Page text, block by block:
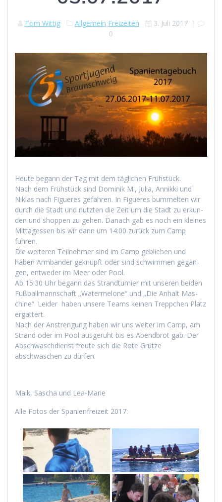
Tom Wittig Allgemein Freizeiten 3. Juli 2017|
0
Heute begann der Tag mit dem täglichen Frühstück.
Nach dem Früh­stück sind Dominik M., Julia, Annik­ki und
Niklas nach Figueres gefahren. In Figueres bum­melten wir
durch die Stadt und nutzten die Zeit um die Stadt zu erkun­
den und shop­pen zu gehen. Danach gab es noch ein kleines
Mit­tagessen bis wir dann um 14:00 zurück zum Camp
fuhren.
Die weit­eren Teil­nehmer sind im Camp geblieben und
haben Arm­bän­der geknüpft oder sind schwim­men gegan­
gen, entwed­er im Meer oder Pool.
Ab 15:30 Uhr begann das Strand­turnier mit unseren bei­den
Fußball­mannschaft „Water­mel­one“ und „Die Anhalt Mas­
chine“. Lei­der haben unsere Teams keinen Trep­pchen Platz
ergattert.
Nach der Anstren­gung haben wir uns weit­er im Camp, am
Strand oder im Pool aus­geruht bis es Abend­brot gab. Der
Abschwasch­di­enst freute sich die Rote Grütze
abschwaschen zu dürfen.
Maik, Sascha und Lea-Marie
Alle Fotos der Spanien­freizeit 2017: